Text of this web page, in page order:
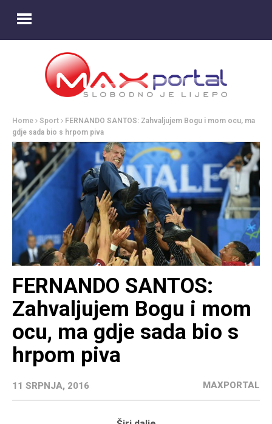
Home Sport
FERNANDO SANTOS: Zahvaljujem Bogu i mom ocu, ma
gdje sada bio s hrpom piva
FERNANDO SANTOS:
Zahvaljujem Bogu i mom
ocu, ma gdje sada bio s
hrpom piva
11 SRPNJA, 2016 MAXPORTAL